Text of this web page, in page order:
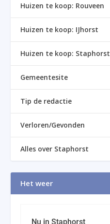
Huizen te koop: Rouveen
Huizen te koop: IJhorst
Huizen te koop: Staphorst
Gemeentesite
Tip de redactie
Verloren/Gevonden
Alles over Staphorst
Het weer